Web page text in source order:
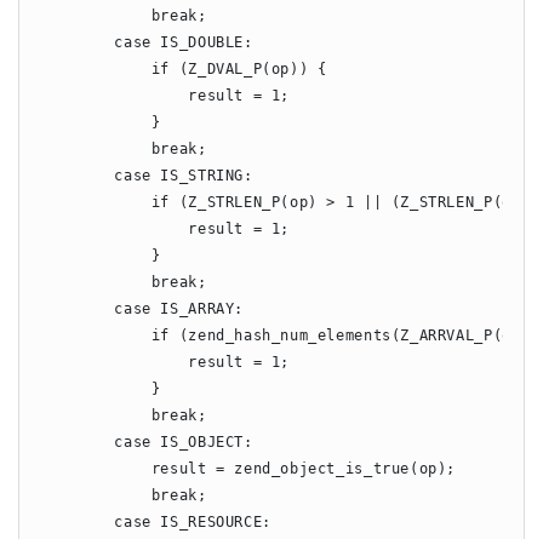
            break;
        case IS_DOUBLE:
            if (Z_DVAL_P(op)) {
                result = 1;
            }
            break;
        case IS_STRING:
if (Z_STRLEN_P(op) > 1 || (Z_STRLEN_P(op)
                result = 1;
            }
            break;
        case IS_ARRAY:
if
                result = 1;
            }
            break;
        case IS_OBJECT:
            result = zend_object_is_true(op);
            break;
        case IS_RESOURCE: